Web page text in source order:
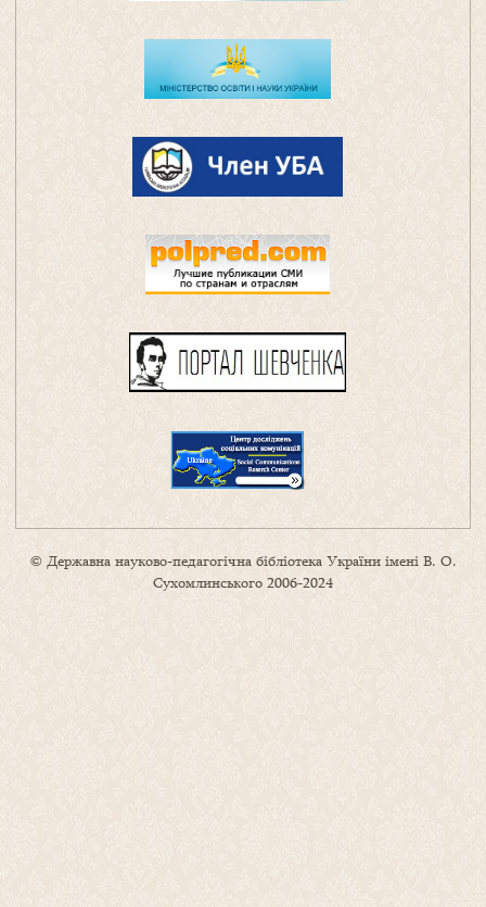
© Державна науково-педагогічна бібліотека України імені В. О.
Сухомлинського 2006-2024